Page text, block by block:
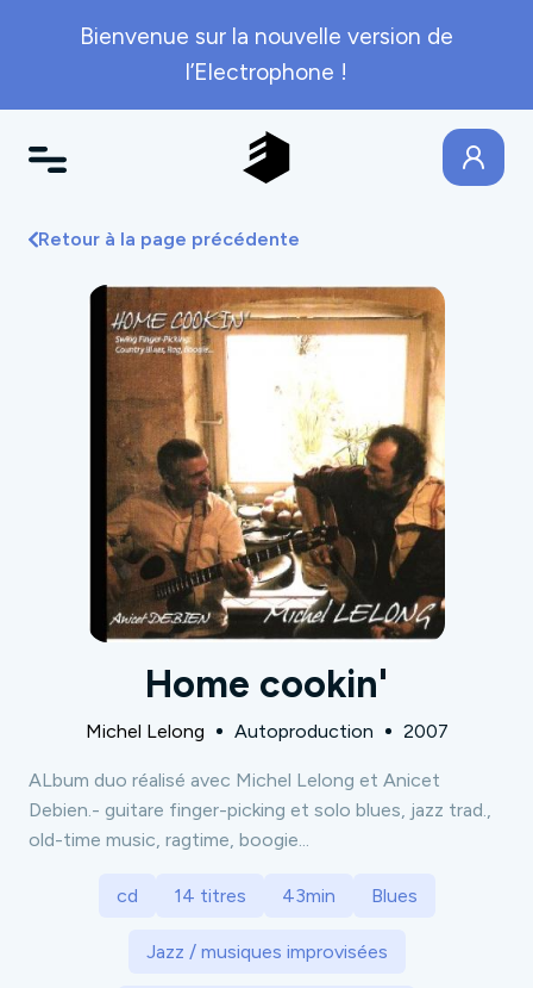
Bienvenue sur la nouvelle version de
l’Electrophone !
Retour à la page précédente
Home cookin'
Michel Lelong Autoproduction 2007
ALbum duo réalisé avec Michel Lelong et Anicet
Debien.- guitare finger-picking et solo blues, jazz trad.,
old-time music, ragtime, boogie...
cd 14 titres 43min Blues
Jazz / musiques improvisées